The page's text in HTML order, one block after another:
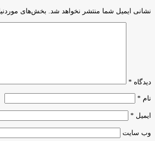
نشانی ایمیل شما منتشر نخواهد شد. بخش‌های
دیدگاه *
نام *
ایمیل *
وب‌ سایت